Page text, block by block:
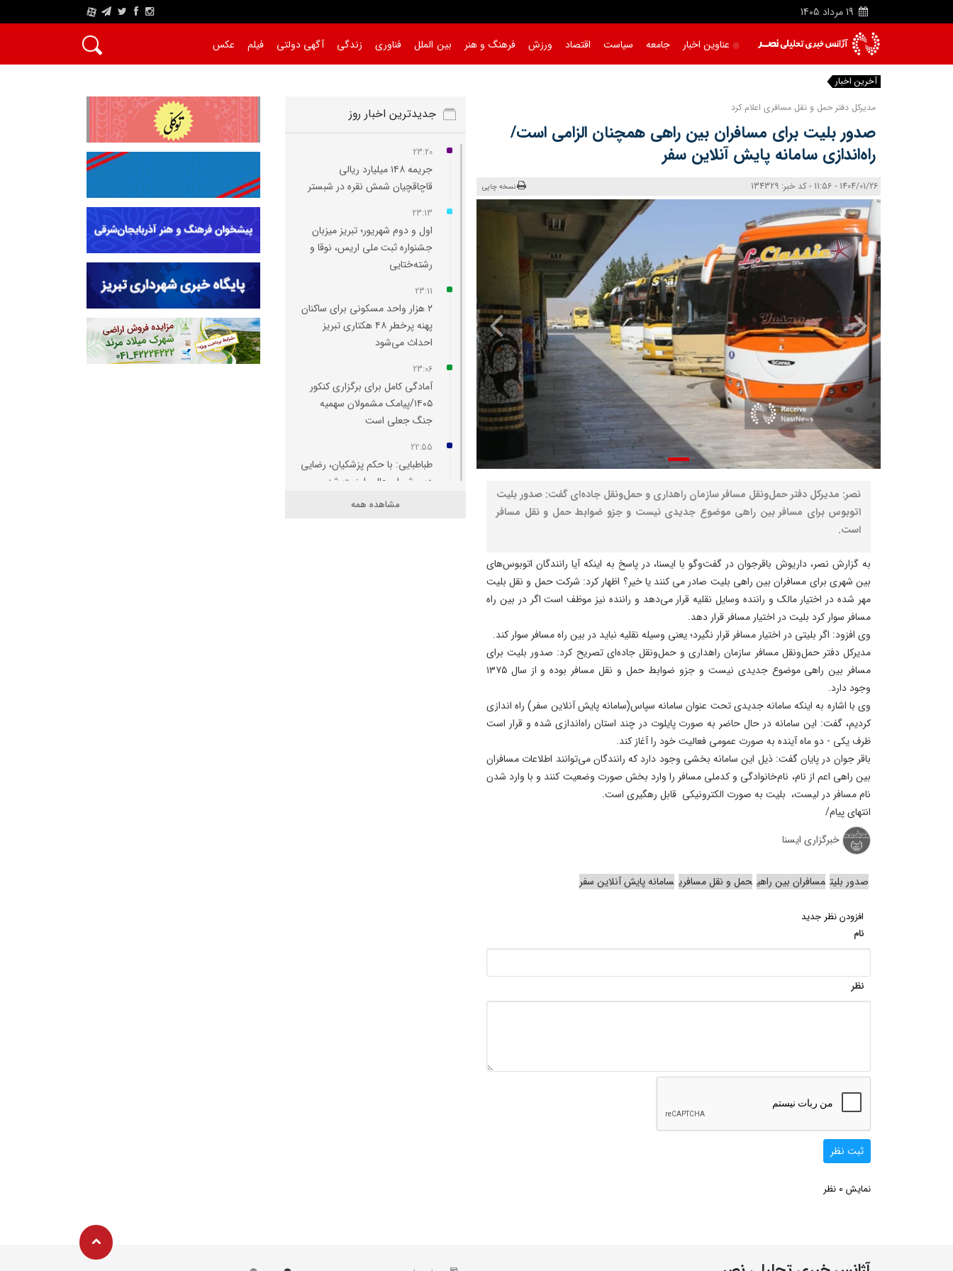
19 مرداد 1405
A
عناوین اخبار جامعه سیاست اقتصاد ورزش فرهنگ و هنر بین الملل فناوری زندگی آگهی دولتی فیلم عکس
آخرین اخبار
مدیرکل دفتر حمل و نقل مسافری اعلام کرد
صدور بلیت برای مسافران بین راهی همچنان الزامی است/
راه‌اندازی سامانه پایش آنلاین سفر
1404/01/26 - 11:56 - کد خبر: 134329 نسخه چاپی
نصر: مدیرکل دفتر حمل‌ونقل مسافر سازمان راهداری و حمل‌ونقل جاده‌ای گفت: صدور بلیت
اتوبوس برای مسافر بین راهی موضوع جدیدی نیست و جزو ضوابط حمل و نقل مسافر
است.
به گزارش نصر، داریوش باقرجوان در گفت‌وگو با ایسنا، در پاسخ به اینکه آیا رانندگان اتوبوس‌های
بین شهری برای مسافران بین راهی بلیت صادر می کنند یا خیر؟ اظهار کرد: شرکت حمل و نقل بلیت
مهر شده در اختیار مالک و راننده وسایل نقلیه قرار می‌دهد و راننده نیز موظف است اگر در بین راه
مسافر سوار کرد بلیت در اختیار مسافر قرار دهد.
وی افزود: اگر بلیتی در اختیار مسافر قرار نگیرد؛ یعنی وسیله نقلیه نباید در بین راه مسافر سوار کند.
مدیرکل دفتر حمل‌ونقل مسافر سازمان راهداری و حمل‌ونقل جاده‌ای تصریح کرد: صدور بلیت برای
مسافر بین راهی موضوع جدیدی نیست و جزو ضوابط حمل و نقل مسافر بوده و از سال ۱۳۷۵
وجود دارد.
وی با اشاره به اینکه سامانه جدیدی تحت عنوان سامانه سپاس(سامانه پایش آنلاین سفر) راه اندازی
کردیم،‌ گفت: این سامانه در حال حاضر به صورت پایلوت در چند استان راه‌اندازی شده و قرار است
ظرف یکی - دو ماه آینده به صورت عمومی فعالیت خود را آغاز کند.
باقر جوان در پایان گفت: ذیل این سامانه بخشی وجود دارد که رانندگان می‌توانند اطلاعات مسافران
بین راهی اعم از نام، نام‌خانوادگی و کدملی مسافر را وارد بخش صورت وضعیت کنند و با وارد شدن
نام مسافر در لیست، بلیت به صورت الکترونیکی قابل رهگیری است.
انتهای پیام/
خبرگزاری ایسنا
صدور بلیت مسافران بین راهی حمل و نقل مسافری سامانه پایش آنلاین سفر
افزودن نظر جدید
نام
نظر
ثبت نظر
نمایش 0 نظر
جدیدترین اخبار روز
23:20
جریمه ۱۴۸ میلیارد ریالی
قاچاقچیان شمش نقره در شبستر
23:13
اول و دوم شهریور؛ تبریز میزبان
جشنواره ثبت ملی اریس، نوقا و
رشته‌ختایی
23:11
۲ هزار واحد مسکونی برای ساکنان
پهنه پرخطر ۴۸ هکتاری تبریز
احداث می‌شود
23:06
آمادگی کامل برای برگزاری کنکور
۱۴۰۵/پیامک مشمولان سهمیه
جنگ جعلی است
22:55
طباطبایی: با حکم پزشکیان، رضایی
دبیر شورای عالی امنیت شد
مشاهده همه